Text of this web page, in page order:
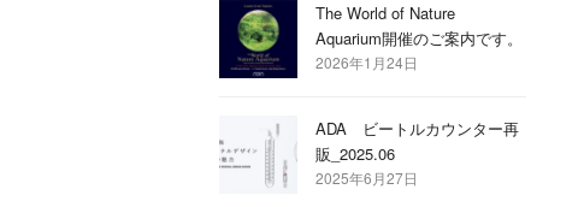
The World of Nature
Aquarium開催のご案内です。
2026年1月24日
ADA ビートルカウンター再
販_2025.06
2025年6月27日